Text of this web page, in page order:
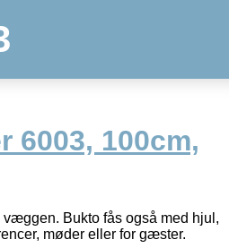
6003, 100cm,
Bukto fås også med hjul,
møder eller for gæster.